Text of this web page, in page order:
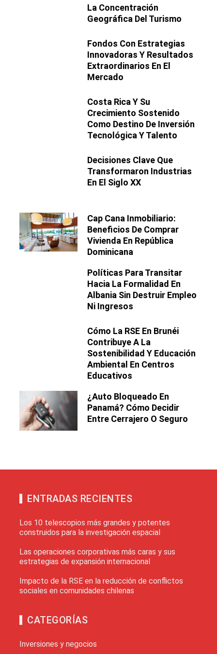
La Concentración
Geográfica Del Turismo
Fondos Con Estrategias
Innovadoras Y Resultados
Extraordinarios En El
Mercado
Costa Rica Y Su
Crecimiento Sostenido
Como Destino De Inversión
Tecnológica Y Talento
Decisiones Clave Que
Transformaron Industrias
En El Siglo XX
Cap Cana Inmobiliario:
Beneficios De Comprar
Vivienda En República
Dominicana
Políticas Para Transitar
Hacia La Formalidad En
Albania Sin Destruir Empleo
Ni Ingresos
Cómo La RSE En Brunéi
Contribuye A La
Sostenibilidad Y Educación
Ambiental En Centros
Educativos
¿Auto Bloqueado En
Panamá? Cómo Decidir
Entre Cerrajero O Seguro
ENTRADAS RECIENTES
Los 10 telescopios más grandes y potentes
construidos para la investigación espacial
Las operaciones corporativas más caras y sus
estrategias de expansión internacional
Impacto de la RSE en la reducción de conflictos
sociales en comunidades chilenas
CATEGORÍAS
Inversiones y negocios